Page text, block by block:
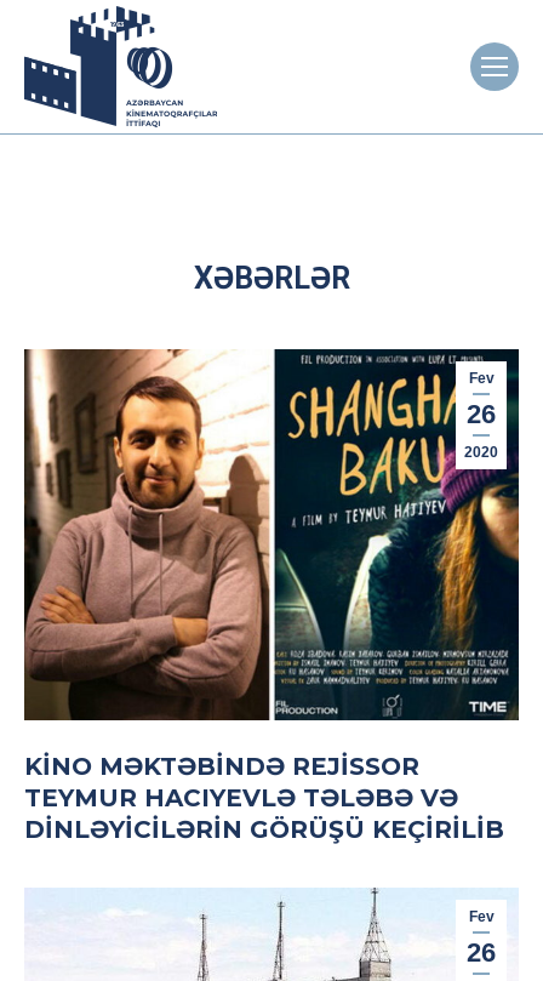
XƏBƏRLƏR
Fev
26
2020
KINO MƏKTƏBINDƏ REJISSOR
TEYMUR HACIYEVLƏ TƏLƏBƏ VƏ
DINLƏYICILƏRIN GÖRÜŞÜ KEÇIRILIB
Fev
26